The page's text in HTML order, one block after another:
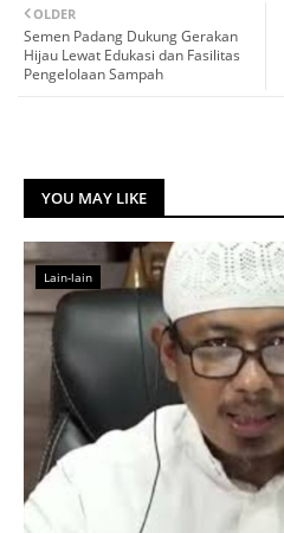
OLDER
Semen Padang Dukung Gerakan
Hijau Lewat Edukasi dan Fasilitas
Pengelolaan Sampah
YOU MAY LIKE
Lain-lain